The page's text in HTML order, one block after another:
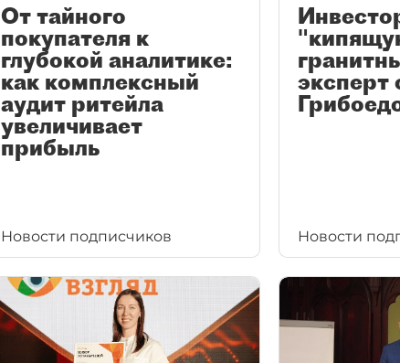
От тайного
покупателя к
глубокой аналитике:
как комплексный
аудит ритейла
увеличивает
прибыль
Новости подписчиков
эксперт
Новости